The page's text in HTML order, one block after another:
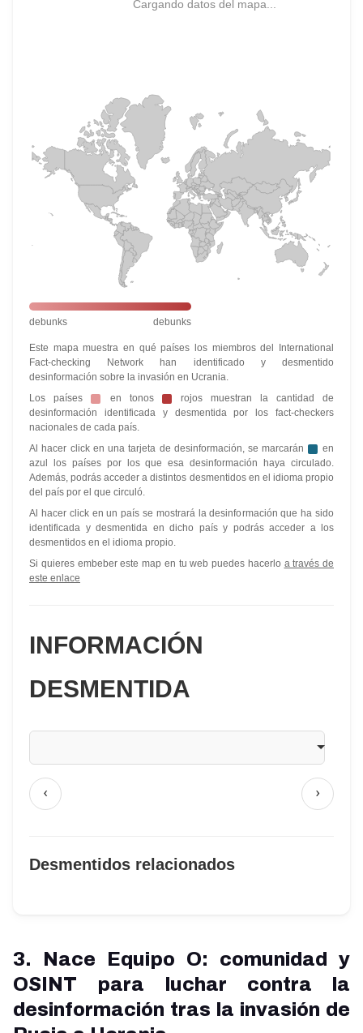
Cargando datos del mapa...
debunks debunks
Este mapa muestra en qué países los miembros del International
Fact-checking Network han identificado y desmentido
desinformación sobre la invasión en Ucrania.
Los países
en tonos
rojos muestran la cantidad de
desinformación identificada y desmentida por los fact-checkers
nacionales de cada país.
Al hacer click en una tarjeta de desinformación, se marcarán
en
azul los países por los que esa desinformación haya circulado.
Además, podrás acceder a distintos desmentidos en el idioma propio
del país por el que circuló.
Al hacer click en un país se mostrará la desinformación que ha sido
identificada y desmentida en dicho país y podrás acceder a los
desmentidos en el idioma propio.
Si quieres embeber este map en tu web puedes hacerlo a través de
este enlace
INFORMACIÓN
DESMENTIDA
‹ ›
Desmentidos relacionados
3. Nace Equipo O: comunidad y
OSINT para luchar contra la
desinformación tras la invasión de